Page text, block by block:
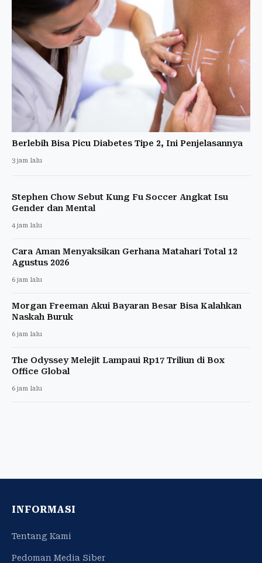
Berlebih Bisa Picu Diabetes Tipe 2, Ini Penjelasannya
3 jam lalu
Stephen Chow Sebut Kung Fu Soccer Angkat Isu
Gender dan Mental
4 jam lalu
Cara Aman Menyaksikan Gerhana Matahari Total 12
Agustus 2026
6 jam lalu
Morgan Freeman Akui Bayaran Besar Bisa Kalahkan
Naskah Buruk
6 jam lalu
The Odyssey Melejit Lampaui Rp17 Triliun di Box
Office Global
6 jam lalu
INFORMASI
Tentang Kami
Pedoman Media Siber